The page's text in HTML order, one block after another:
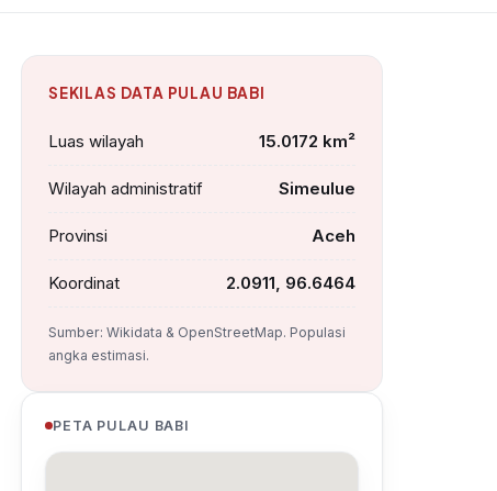
SEKILAS DATA PULAU BABI
Luas wilayah 15.0172 km²
Wilayah administratif Simeulue
Provinsi Aceh
Koordinat 2.0911, 96.6464
Sumber: Wikidata & OpenStreetMap. Populasi
angka estimasi.
PETA PULAU BABI